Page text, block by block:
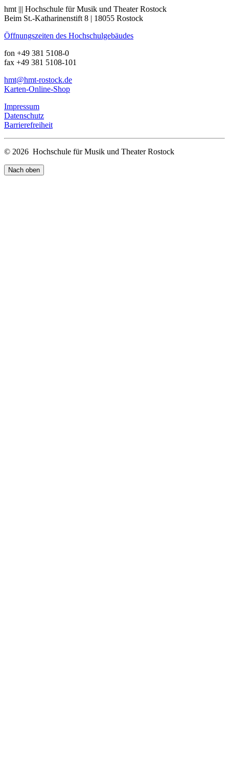
hmt ||| Hochschule für Musik und Theater Rostock
Beim St.-Katharinenstift 8 | 18055 Rostock
Öffnungszeiten des Hochschulgebäudes
fon +49 381 5108-0
fax +49 381 5108-101
hmt@hmt-rostock.de
Karten-Online-Shop
Impressum
Datenschutz
Barrierefreiheit
© 2026 Hochschule für Musik und Theater Rostock
Nach oben